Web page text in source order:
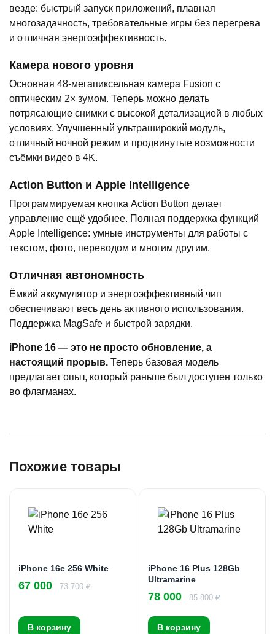
везде: быстрый запуск приложений, плавная
многозадачность, требовательные игры без перегрева
и отличная энергоэффективность.
Камера нового уровня
Основная 48-мегапиксельная камера Fusion с
оптическим 2× зумом. Теперь можно делать
потрясающие снимки с высокой детализацией в любых
условиях. Улучшенный ультраширокий модуль,
отличный ночной режим и продвинутые возможности
съёмки видео в 4K.
Action Button и Apple Intelligence
Программируемая кнопка Action Button делает
управление ещё удобнее. Полная поддержка функций
Apple Intelligence: умные инструменты для работы с
текстом, фото, переводом и многим другим.
Отличная автономность
Ёмкий аккумулятор и энергоэффективный чип
обеспечивают весь день активного использования.
Поддержка MagSafe и быстрой зарядки.
iPhone 16 — это не просто обновление, а
настоящий прорыв. Теперь базовая модель
предлагает опыт, который раньше был доступен только
во флагманах.
Похожие товары
iPhone 16e 256 White
67 000 73 700 ₽
В корзину
iPhone 16 Plus 128Gb
Ultramarine
78 000 85 800 ₽
В корзину